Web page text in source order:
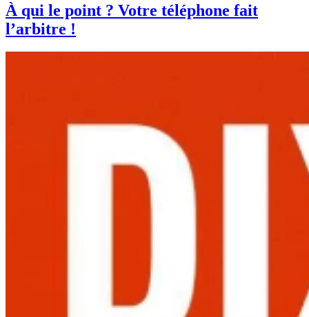
À qui le point ? Votre téléphone fait
l’arbitre !